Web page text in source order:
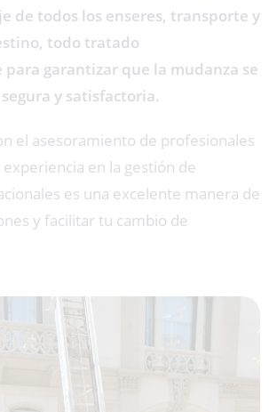
de todos los enseres, transporte y
todo tratado
garantizar que la mudanza se
y satisfactoria.
el asesoramiento de profesionales
en la gestión de
es una excelente manera de
y facilitar tu cambio de